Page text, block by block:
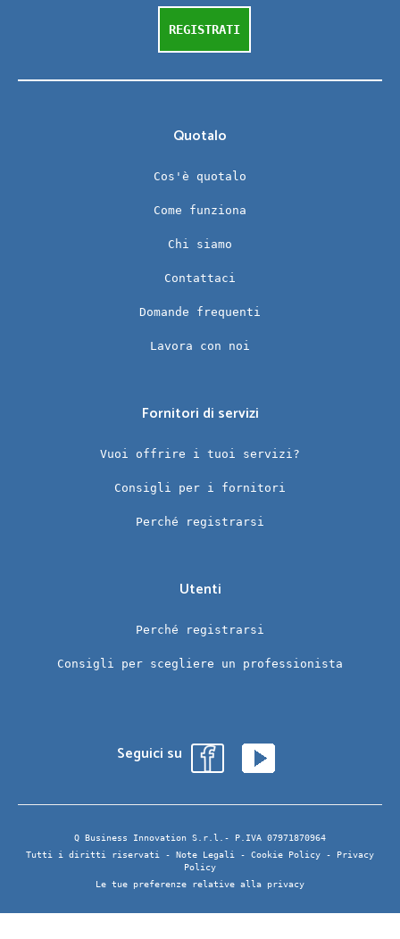
REGISTRATI
Quotalo
Cos'è quotalo
Come funziona
Chi siamo
Contattaci
Domande frequenti
Lavora con noi
Fornitori di servizi
Vuoi offrire i tuoi servizi?
Consigli per i fornitori
Perché registrarsi
Utenti
Perché registrarsi
Consigli per scegliere un professionista
Seguici su
Q Business Innovation S.r.l.- P.IVA 07971870964
Tutti i diritti riservati - Note Legali - Cookie Policy -
Privacy
Policy
Le tue preferenze relative alla privacy